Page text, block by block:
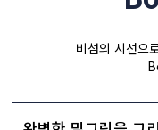
비섬의 시선으